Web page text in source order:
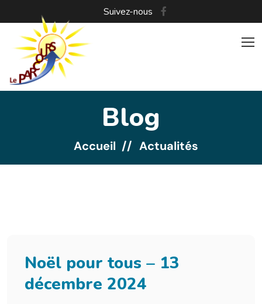
Suivez-nous
Blog
Accueil Actualités
Noël pour tous – 13
décembre 2024